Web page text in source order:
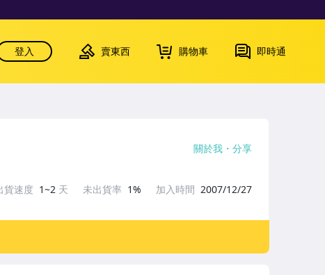
登入 賣東西 購物車 即時通
關於我 分享
貨速度 1~2 天 未出貨率 1% 加入時間 2007/12/27